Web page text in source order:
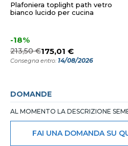
Plafoniera toplight path vetro
bianco lucido per cucina
-18%
213,50 €175,01 €
Consegna entro: 14/08/2026
DOMANDE
AL MOMENTO LA DESCRIZIONE
FAI UNA DOMANDA SU